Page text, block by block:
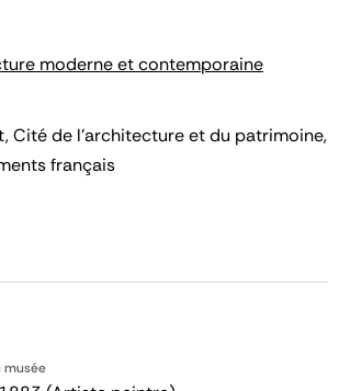
moderne et contemporaine
Cité de l’architecture et du patrimoine,
français
musée